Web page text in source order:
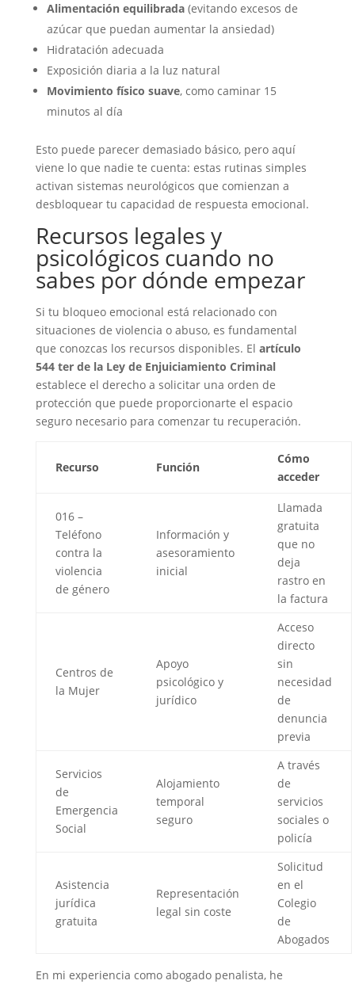
Alimentación equilibrada(evitando excesos de
azúcar que puedan aumentar la ansiedad)
Hidratación adecuada
Exposición diaria a la luz natural
Movimiento físico suave, como caminar 15
minutos al día
Esto puede parecer demasiado básico, pero aquí
viene lo que nadie te cuenta: estas rutinas simples
activan sistemas neurológicos que comienzan a
desbloquear tu capacidad de respuesta emocional.
Recursos legales y
psicológicos cuando no
sabes por dónde empezar
Si tu bloqueo emocional está relacionado con
situaciones de violencia o abuso, es fundamental
que conozcas los recursos disponibles. El artículo
544 ter de la Ley de Enjuiciamiento Criminal
establece el derecho a solicitar una orden de
protección que puede proporcionarte el espacio
seguro necesario para comenzar tu recuperación.
Recurso Función
Cómo
acceder
016 –
Teléfono
contra la
violencia
de género
Información y
asesoramiento
inicial
Llamada
gratuita
que no
deja
rastro en
la factura
Centros de
la Mujer
Apoyo
psicológico y
jurídico
Acceso
directo
sin
necesidad
de
denuncia
previa
Servicios
de
Emergencia
Social
Alojamiento
temporal
seguro
A través
de
servicios
sociales o
policía
Asistencia
jurídica
gratuita
Representación
legal sin coste
Solicitud
en el
Colegio
de
Abogados
En mi experiencia como abogado penalista, he